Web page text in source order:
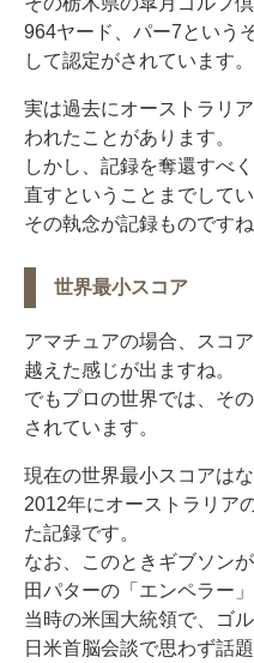
964ヤード、パー7という
して認定がされています。
実は過去にオーストラリ
われたことがあります。
しかし、記録を奪還すべ
直すということまでしてい
その執念が記録ものですね
世界最小スコア
アマチュアの場合、スコ
越えた感じが出ますね。
でもプロの世界では、そ
されています。
現在の世界最小スコアはな
2012年にオーストラリア
た記録です。
なお、このときギブソン
田パターの「エンペラー」
当時の米国大統領で、ゴ
日米首脳会談で思わず話